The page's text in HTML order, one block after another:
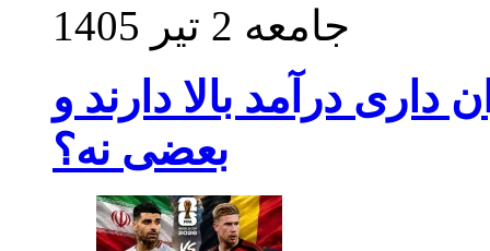
جامعه 2 تیر 1405
درآمد بالا دارند و
بعضی نه؟